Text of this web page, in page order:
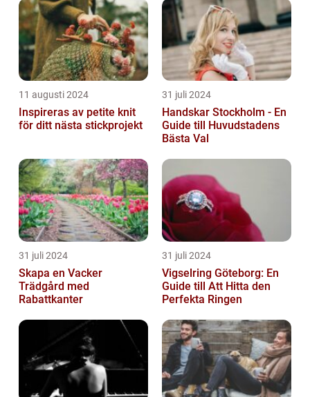
11 augusti 2024
Inspireras av petite knit
för ditt nästa stickprojekt
31 juli 2024
Handskar Stockholm - En
Guide till Huvudstadens
Bästa Val
31 juli 2024
Skapa en Vacker
Trädgård med
Rabattkanter
31 juli 2024
Vigselring Göteborg: En
Guide till Att Hitta den
Perfekta Ringen